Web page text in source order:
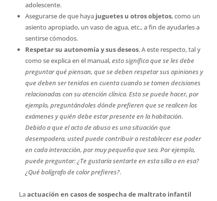
adolescente.
Asegurarse de que haya juguetes u otros objetos, como un
asiento apropiado, un vaso de agua, etc., a fin de ayudarles a
sentirse cómodos.
Respetar su autonomía y sus deseos. A este respecto, tal y
como se explica en el manual,esto significa que se les debe
preguntar qué piensan, que se deben respetar sus opiniones y
que deben ser tenidos en cuenta cuando se tomen decisiones
relacionadas con su atención clínica. Esto se puede hacer, por
ejemplo, preguntándoles dónde prefieren que se realicen los
exámenes y quién debe estar presente en la habitación.
Debido a que el acto de abuso es una situación que
desempodera, usted puede contribuir a restablecer ese poder
en cada interacción, por muy pequeña que sea. Por ejemplo,
puede preguntar: ¿Te gustaría sentarte en esta silla o en esa?
¿Qué bolígrafo de color prefieres?.
Laactuación en casos de sospecha de maltrato infantil